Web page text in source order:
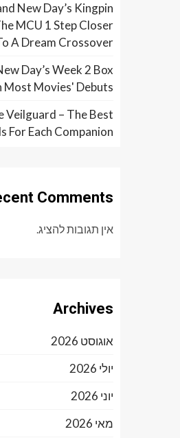
New Day’s Kingpin
MCU 1 Step Closer
A Dream Crossover
Day’s Week 2 Box
Movies' Debuts
Veilguard – The Best
For Each Companion
Comments
אין תגובות להציג.
Archives
אוגוסט 2026
יולי 2026
יוני 2026
מאי 2026